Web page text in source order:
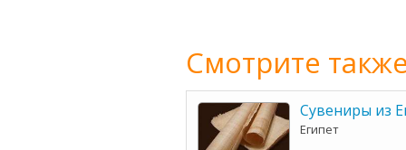
Смотрите
Сувениры из
Египет